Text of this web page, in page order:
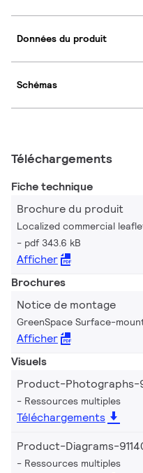
Données du produit
Schémas
Téléchargements
Fiche technique
Brochure du produit
Localized commercial
pdf 343.6 kB
Afficher
Brochures
Notice de montage
GreenSpace Surface-
Afficher
Visuels
Product-Photographs-
Ressources multiples
Téléchargements
Product-Diagrams-
Ressources multiples